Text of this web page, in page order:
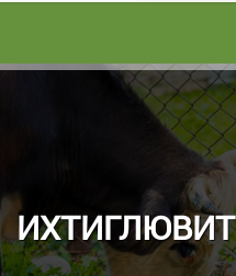
ИХТИГЛЮВИТ